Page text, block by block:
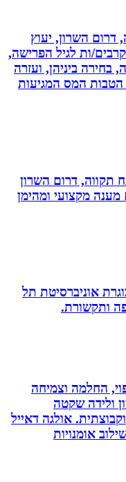
השרון, יעוץ
ות לגיל הפרישה,
ביניהן, ועזרה
המס המגיעות
דרום השרון
מקצועי ומהימן
תל
וצמיחה
שקטה
אולגה דאייל